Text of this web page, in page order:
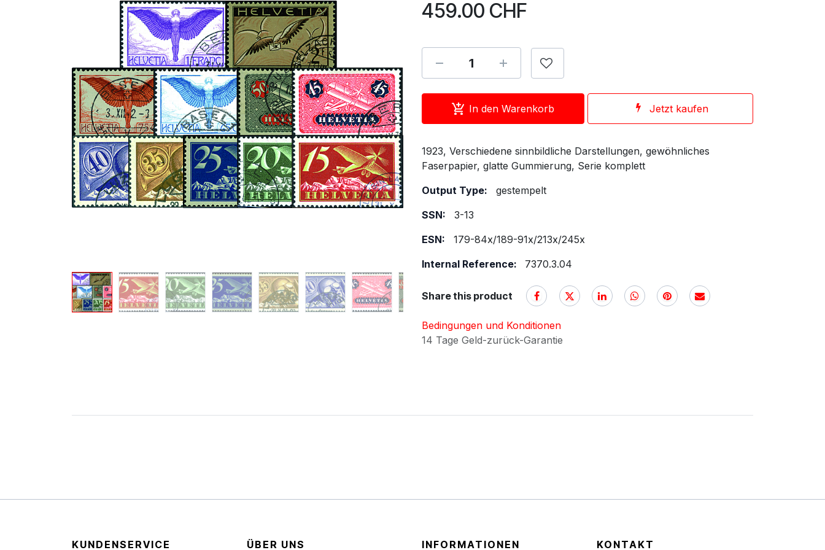
459.00 CHF
In den Warenkorb Jetzt kaufen
1923, Verschiedene sinnbildliche Darstellungen, gewöhnliches
Faserpapier, glatte Gummierung, Serie komplett
Output Type:
gestempelt
SSN:
3-13
ESN:
179-84x/189-91x/213x/245x
Internal Reference:
7370.3.04
Share this product
Bedingungen und Konditionen
14 Tage Geld-zurück-Garantie
KUNDENSERVICE ÜBER UNS INFORMATIONEN KONTAKT